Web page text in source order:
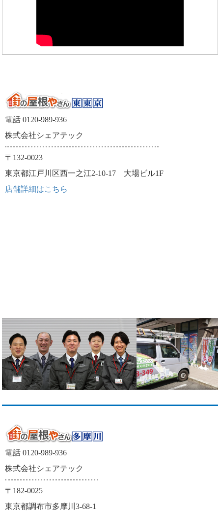
電話 0120-989-936
株式会社シェアテック
〒132-0023
東京都江戸川区西一之江2-10-17 大場ビル1F
店舗詳細はこちら
電話 0120-989-936
株式会社シェアテック
〒182-0025
東京都調布市多摩川3-68-1